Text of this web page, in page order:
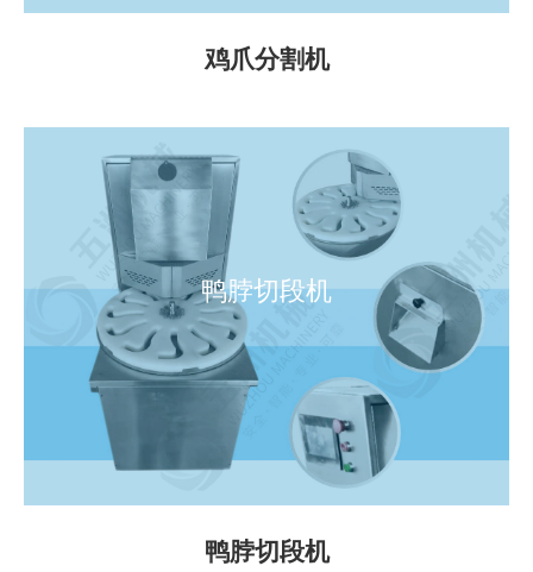
鸡爪分割机
鸭脖切段机
鸭脖切段机